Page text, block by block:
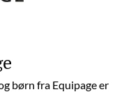
børn fra Equipage er